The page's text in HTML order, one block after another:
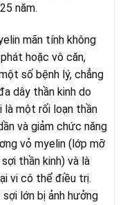
năm.
mãn tính không
hoặc vô căn,
số bệnh lý, chẳng
dây thần kinh do
là một rối loạn thần
và giảm chức năng
vỏ myelin (lớp mỡ
thần kinh) và là
vi có thể điều trị.
lớn bị ảnh hưởng